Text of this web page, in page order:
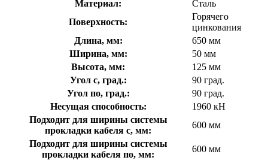
Материал:
Сталь
Поверхность:
Горячего
цинкования
Длина, мм:
650 мм
Ширина, мм:
50 мм
Высота, мм:
125 мм
Угол с, град.:
90 град.
Угол по, град.:
90 град.
Несущая способность:
1960 кН
Подходит для ширины системы
прокладки кабеля с, мм:
600 мм
Подходит для ширины системы
прокладки кабеля по, мм:
600 мм